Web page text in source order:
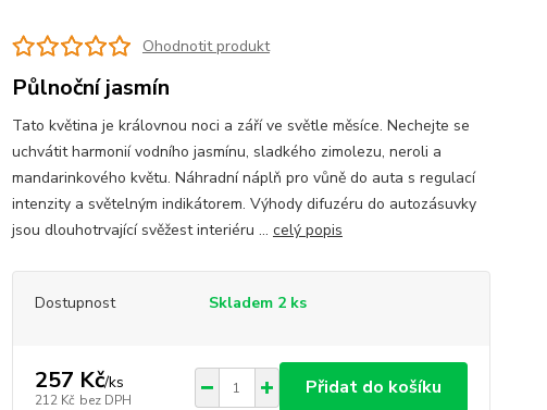
Ohodnotit produkt
Půlnoční jasmín
Tato květina je královnou noci a září ve světle měsíce. Nechejte se
uchvátit harmonií vodního jasmínu, sladkého zimolezu, neroli a
mandarinkového květu. Náhradní náplň pro vůně do auta s regulací
intenzity a světelným indikátorem. Výhody difuzéru do autozásuvky
jsou dlouhotrvající svěžest interiéru ... celý popis
Dostupnost Skladem 2 ks
257 Kč/ks
212 Kč bez DPH
Přidat do košíku